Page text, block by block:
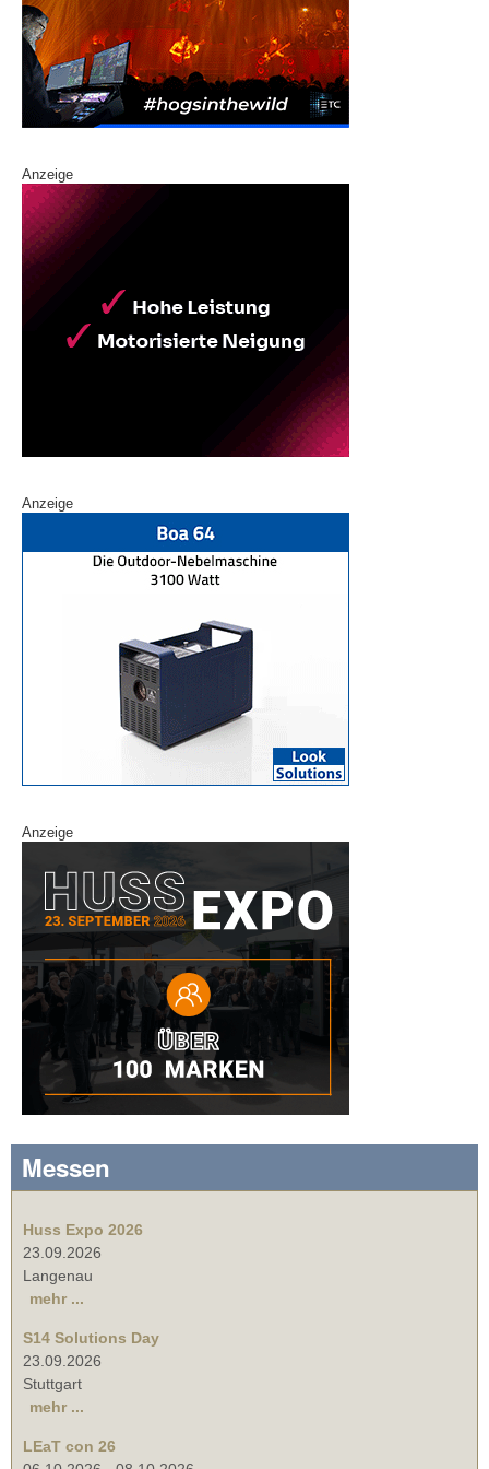
Anzeige
Anzeige
Anzeige
Messen
Huss Expo 2026
23.09.2026
Langenau
mehr ...
S14 Solutions Day
23.09.2026
Stuttgart
mehr ...
LEaT con 26